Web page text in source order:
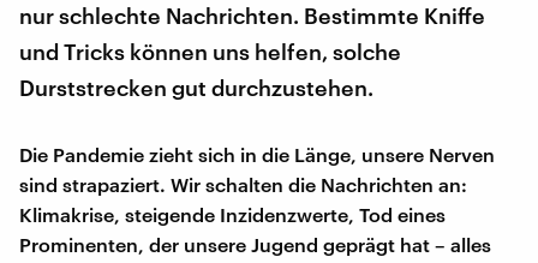
nur schlechte Nachrichten. Bestimmte Kniffe
und Tricks können uns helfen, solche
Durststrecken gut durchzustehen.
Die Pandemie zieht sich in die Länge, unsere Nerven
sind strapaziert. Wir schalten die Nachrichten an:
Klimakrise, steigende Inzidenzwerte, Tod eines
Prominenten, der unsere Jugend geprägt hat – alles